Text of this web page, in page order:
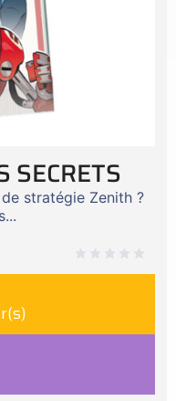
SECRETS
stratégie Zenith ?